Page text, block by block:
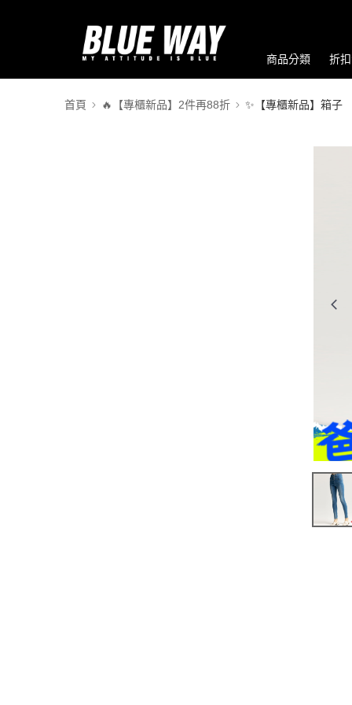
商品分類 折
首頁 🔥【專櫃新品】2件再88折 ✨【專櫃新品】箱子